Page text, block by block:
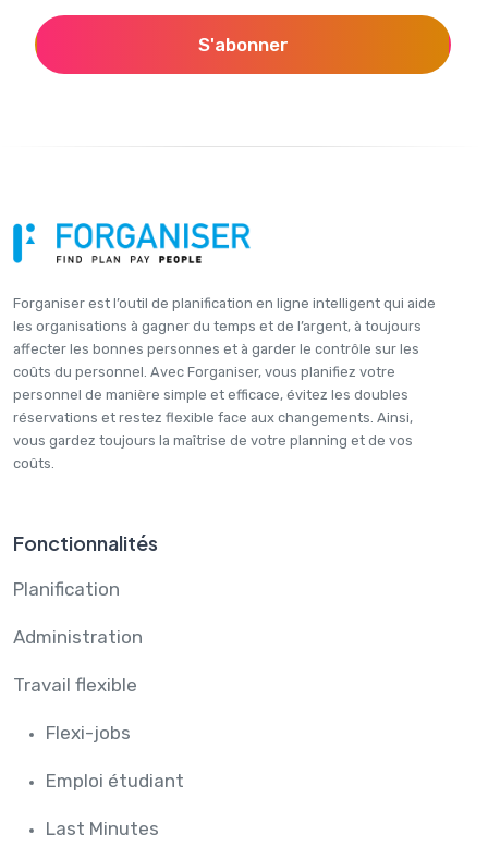
S'abonner
Forganiser est l’outil de planification en ligne intelligent qui aide
les organisations à gagner du temps et de l’argent, à toujours
affecter les bonnes personnes et à garder le contrôle sur les
coûts du personnel. Avec Forganiser, vous planifiez votre
personnel de manière simple et efficace, évitez les doubles
réservations et restez flexible face aux changements. Ainsi,
vous gardez toujours la maîtrise de votre planning et de vos
coûts.
Fonctionnalités
Planification
Administration
Travail flexible
Flexi-jobs
Emploi étudiant
Last Minutes